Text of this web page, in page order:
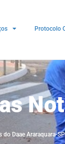
Protocolo
do Daae Araraquara-SP